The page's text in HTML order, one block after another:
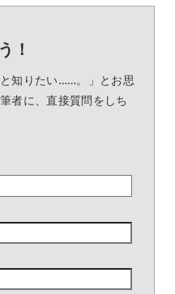
！
と知りたい……。」とお思
者に、直接質問をしち